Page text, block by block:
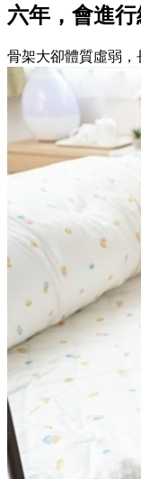
六年，會進
骨架大卻體質虛弱